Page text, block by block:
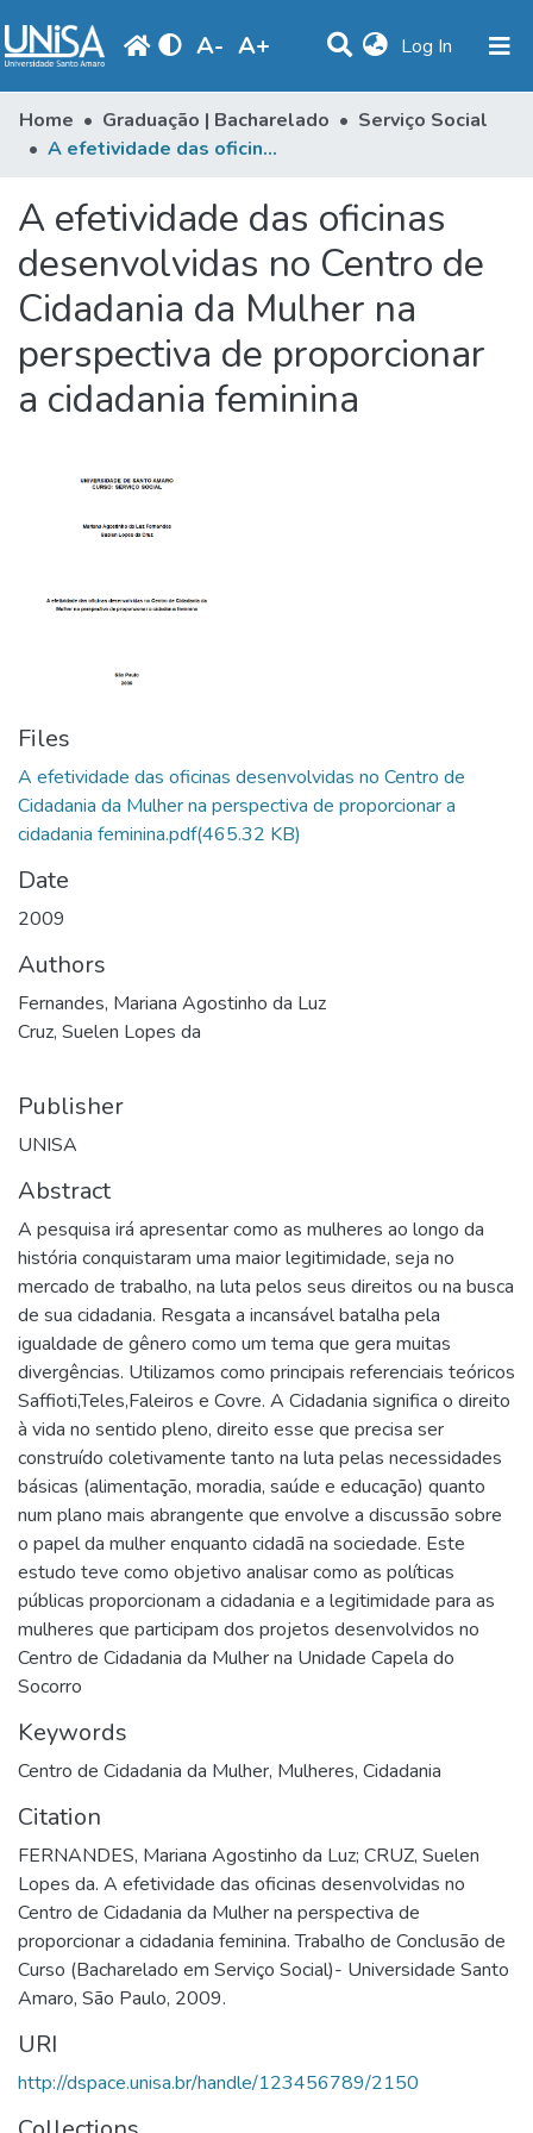
A- A+ Log In (current)
Communities & Collections
Browse
Produção Docente
Library
Periodicals
Home Graduação | Bacharelado
Serviço Social
A efetividade das oficinas desenvolvidas no Centro de Cidadania da Mulher na perspectiva de proporcionar a cidadania feminina
A efetividade das oficinas
desenvolvidas no Centro de
Cidadania da Mulher na
perspectiva de proporcionar
a cidadania feminina
Files
A efetividade das oficinas desenvolvidas no Centro de
Cidadania da Mulher na perspectiva de proporcionar a
cidadania feminina.pdf(465.32 KB)
Date
2009
Authors
Fernandes, Mariana Agostinho da Luz
Cruz, Suelen Lopes da
Publisher
UNISA
Abstract
A pesquisa irá apresentar como as mulheres ao longo da
história conquistaram uma maior legitimidade, seja no
mercado de trabalho, na luta pelos seus direitos ou na busca
de sua cidadania. Resgata a incansável batalha pela
igualdade de gênero como um tema que gera muitas
divergências. Utilizamos como principais referenciais teóricos
Saffioti,Teles,Faleiros e Covre. A Cidadania significa o direito
à vida no sentido pleno, direito esse que precisa ser
construído coletivamente tanto na luta pelas necessidades
básicas (alimentação, moradia, saúde e educação) quanto
num plano mais abrangente que envolve a discussão sobre
o papel da mulher enquanto cidadã na sociedade. Este
estudo teve como objetivo analisar como as políticas
públicas proporcionam a cidadania e a legitimidade para as
mulheres que participam dos projetos desenvolvidos no
Centro de Cidadania da Mulher na Unidade Capela do
Socorro
Keywords
Centro de Cidadania da Mulher, Mulheres, Cidadania
Citation
FERNANDES, Mariana Agostinho da Luz; CRUZ, Suelen
Lopes da. A efetividade das oficinas desenvolvidas no
Centro de Cidadania da Mulher na perspectiva de
proporcionar a cidadania feminina. Trabalho de Conclusão de
Curso (Bacharelado em Serviço Social)- Universidade Santo
Amaro, São Paulo, 2009.
URI
http://dspace.unisa.br/handle/123456789/2150